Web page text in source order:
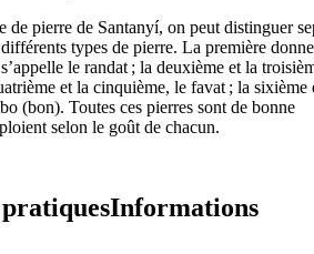
de pierre de Santanyí, on peut distinguer
types de pierre. La première donne
le randat ; la deuxième et la
et la cinquième, le favat ; la sixième
(bon). Toutes ces pierres sont de bonne
selon le goût de chacun.
Informations